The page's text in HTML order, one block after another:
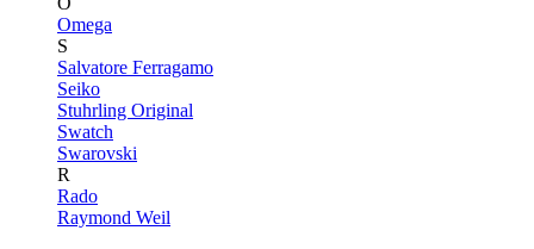
Omega
S
Salvatore Ferragamo
Seiko
Stuhrling Original
Swatch
Swarovski
R
Rado
Raymond Weil